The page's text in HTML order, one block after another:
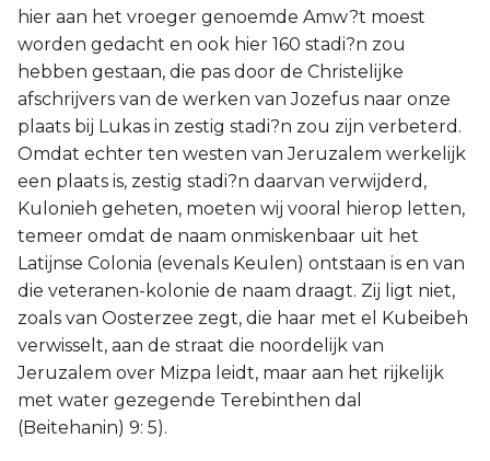
hier aan het vroeger genoemde Amw?t moest
worden gedacht en ook hier 160 stadi?n zou
hebben gestaan, die pas door de Christelijke
afschrijvers van de werken van Jozefus naar onze
plaats bij Lukas in zestig stadi?n zou zijn verbeterd.
Omdat echter ten westen van Jeruzalem werkelijk
een plaats is, zestig stadi?n daarvan verwijderd,
Kulonieh geheten, moeten wij vooral hierop letten,
temeer omdat de naam onmiskenbaar uit het
Latijnse Colonia (evenals Keulen) ontstaan is en van
die veteranen-kolonie de naam draagt. Zij ligt niet,
zoals van Oosterzee zegt, die haar met el Kubeibeh
verwisselt, aan de straat die noordelijk van
Jeruzalem over Mizpa leidt, maar aan het rijkelijk
met water gezegende Terebinthen dal
(Beitehanin) 9: 5).